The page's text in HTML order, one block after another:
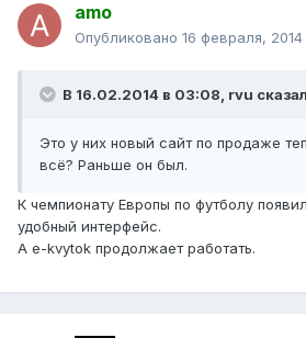
amo
Опубликовано 16 февраля, 2014
В 16.02.2014 в 03:08, rvu
Это у них новый сайт по продаже
всё? Раньше он был.
К чемпионату Европы по футболу
удобный интерфейс.
А e-kvytok продолжает работать.